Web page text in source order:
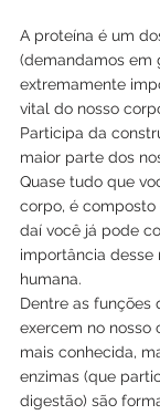
A proteína é um
(demandamos em
extremamente
vital do nosso
Participa da
maior parte dos
Quase tudo que
corpo, é
daí você já pode
importância desse
humana.
Dentre as funções
exercem no nosso
mais conhecida,
enzimas (que
digestão) são